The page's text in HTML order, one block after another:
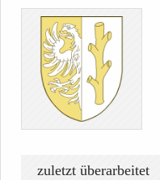
zuletzt überarbeitet